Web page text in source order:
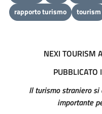
rapporto turismo
tourism
NEXI TOURISM
PUBBLICATO
Il turismo stranierosi
importante